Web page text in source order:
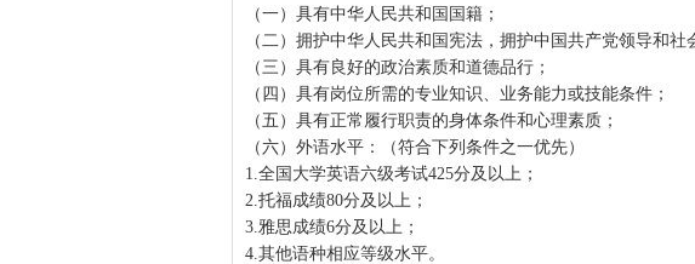
（一）具有中华人民共和国国籍；
（二）拥护中华人民共和国宪法，拥护中国共产党领导和社
（三）具有良好的政治素质和道德品行；
（四）具有岗位所需的专业知识、业务能力或技能条件；
（五）具有正常履行职责的身体条件和心理素质；
（六）外语水平：（符合下列条件之一优先）
1.全国大学英语六级考试425分及以上；
2.托福成绩80分及以上；
3.雅思成绩6分及以上；
4.其他语种相应等级水平。